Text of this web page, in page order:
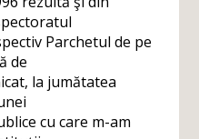
Parchetul de pe
de
la jumătatea
cu care m-am